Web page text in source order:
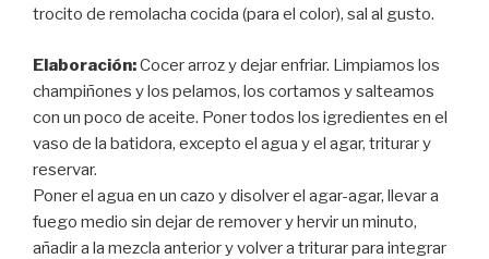
trocito de remolacha cocida (para el color), sal al gusto.
Elaboración:Cocer arroz y dejar enfriar. Limpiamos los
champiñones y los pelamos, los cortamos y salteamos
con un poco de aceite. Poner todos los igredientes en el
vaso de la batidora, excepto el agua y el agar, triturar y
reservar.
Poner el agua en un cazo y disolver el agar-agar, llevar a
fuego medio sin dejar de remover y hervir un minuto,
añadir a la mezcla anterior y volver a triturar para integrar